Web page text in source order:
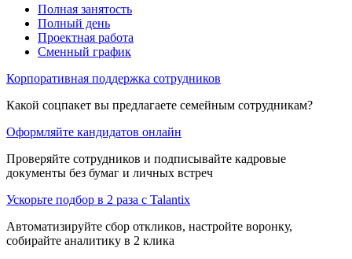
Полная занятость
Полный день
Проектная работа
Сменный график
Корпоративная поддержка сотрудников
Какой соцпакет вы предлагаете семейным сотрудникам?
Оформляйте кандидатов онлайн
Проверяйте сотрудников и подписывайте кадровые
документы без бумаг и личных встреч
Ускорьте подбор в 2 раза с Talantix
Автоматизируйте сбор откликов, настройте воронку,
собирайте аналитику в 2 клика